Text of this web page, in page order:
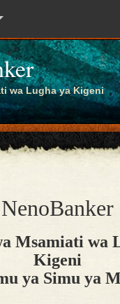
wa Lugha ya Kigeni
NenoBanker
Msamiati wa
Kigeni
ya Simu ya